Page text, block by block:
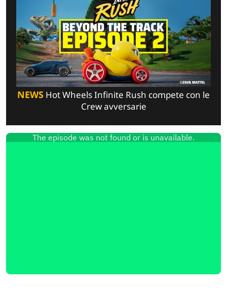
NEWS Hot Wheels Infinite Rush compete con le
Crew avversarie